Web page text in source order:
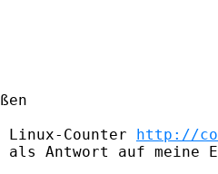
Linux-Counter http://
als Antwort auf meine